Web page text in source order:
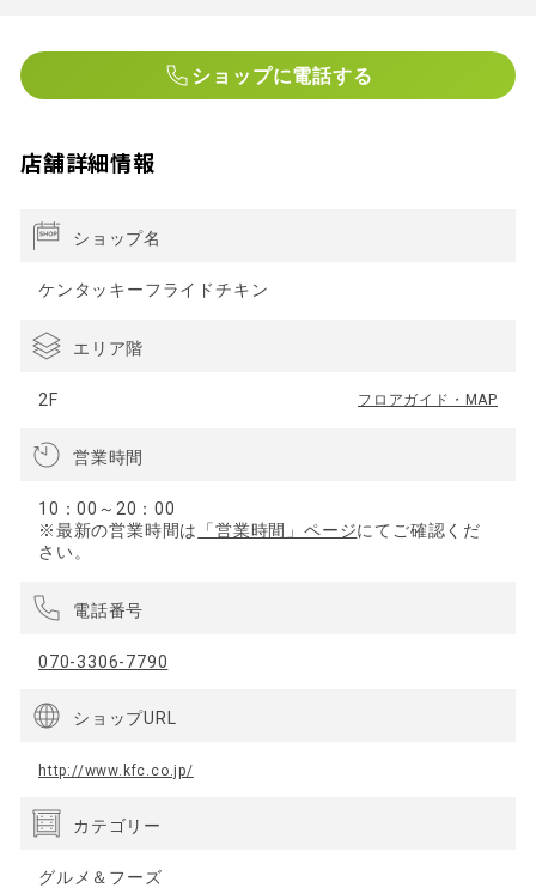
ショップに電話する
店舗詳細情報
ショップ名
ケンタッキーフライドチキン
エリア階
2F フロアガイド・MAP
営業時間
10：00～20：00
※最新の営業時間は
「営業時間」ページにてご確認くだ
さい。
電話番号
070-3306-7790
ショップURL
http://www.kfc.co.jp/
カテゴリー
グルメ＆フーズ